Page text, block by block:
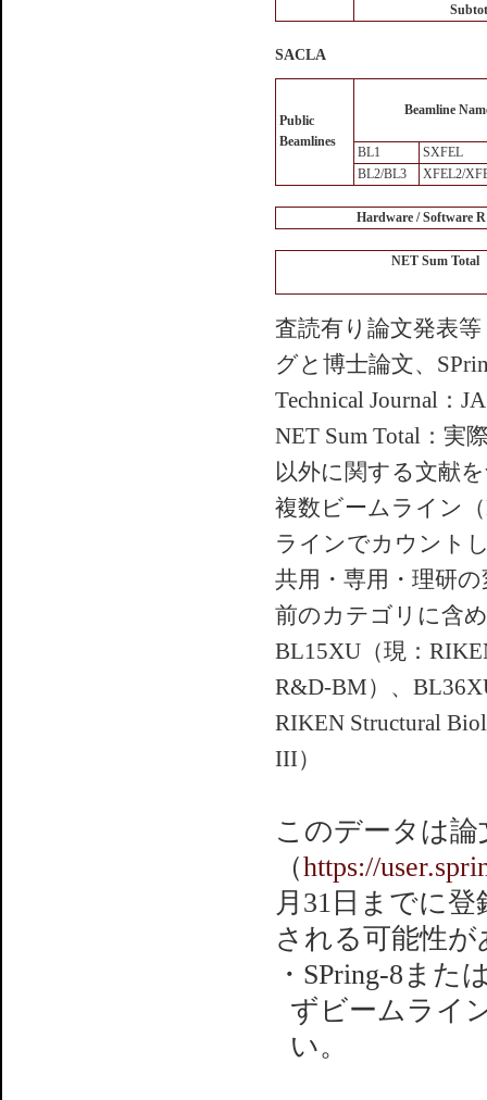
SACLA
Public
Beamlines
Beamline
BL1
SXFEL
BL2/BL3
XFEL2/
Hardware / Software
NET Sum Total
査読有り論文発表
グと博士論文、
Technical Journal：
NET Sum Total：実
以外に関する文献
複数ビームライン
ラインでカウント
共用・専用・理研
前のカテゴリに含
BL15XU（現：
R&D-BM）、
RIKEN Structural
III）
このデータは
（https://
月31日までに
される可能性
・SPring-8ま
ずビームライ
い。